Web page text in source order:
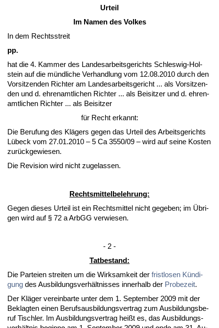
Ur­teil
Im Na­men des Vol­kes
In dem Rechts­streit
pp.
hat die 4. Kam­mer des Lan­des­ar­beits­ge­richts Schles­wig-Hol­
stein auf die münd­li­che Ver­hand­lung vom 12.08.2010 durch den
Vor­sit­zen­den Rich­ter am Lan­des­ar­beits­ge­richt ... als Vor­sit­zen­
den und d. eh­ren­amt­li­chen Rich­ter ... als Bei­sit­zer und d. eh­ren­
amt­li­chen Rich­ter ... als Bei­sit­zer
für Recht er­kannt:
Die Be­ru­fung des Klägers ge­gen das Ur­teil des Ar­beits­ge­richts
Lübeck vom 27.01.2010 – 5 Ca 3550/09 – wird auf sei­ne Kos­ten
zurück­ge­wie­sen.
Die Re­vi­si­on wird nicht zu­ge­las­sen.
Rechts­mit­tel­be­leh­rung:
Ge­gen die­ses Ur­teil ist ein Rechts­mit­tel nicht ge­ge­ben; im Übri­
gen wird auf § 72 a ArbGG ver­wie­sen.
- 2 -
Tat­be­stand:
Die Par­tei­en strei­ten um die Wirk­sam­keit der frist­lo­sen Kündi­
gung des Aus­bil­dungs­verhält­nis­ses in­ner­halb der Pro­be­zeit.
Der Kläger ver­ein­bar­te un­ter dem 1. Sep­tem­ber 2009 mit der
Be­klag­ten ei­nen Be­rufs­aus­bil­dungs­ver­trag zum Aus­bil­dungs­be­
ruf Tisch­ler. Im Aus­bil­dungs­ver­trag heißt es, das Aus­bil­dungs­